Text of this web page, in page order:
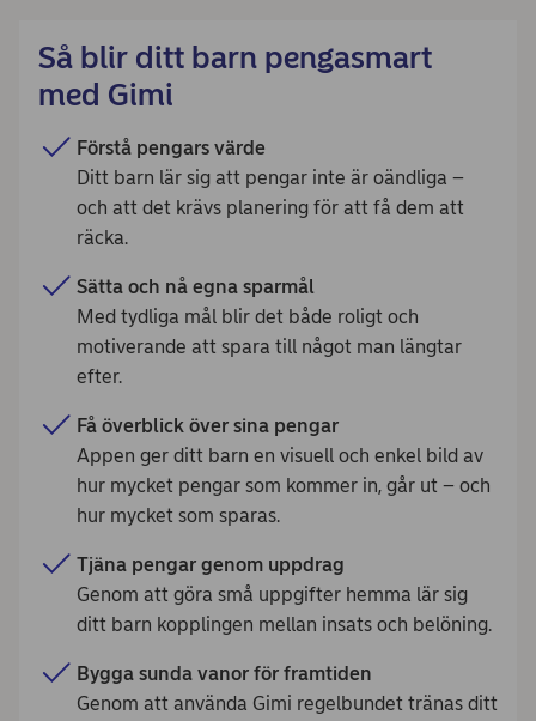
Så blir ditt barn pengasmart
med Gimi
Förstå pengars värde
Ditt barn lär sig att pengar inte är oändliga –
och att det krävs planering för att få dem att
räcka.
Sätta och nå egna sparmål
Med tydliga mål blir det både roligt och
motiverande att spara till något man längtar
efter.
Få överblick över sina pengar
Appen ger ditt barn en visuell och enkel bild av
hur mycket pengar som kommer in, går ut – och
hur mycket som sparas.
Tjäna pengar genom uppdrag
Genom att göra små uppgifter hemma lär sig
ditt barn kopplingen mellan insats och belöning.
Bygga sunda vanor för framtiden
Genom att använda Gimi regelbundet tränas ditt